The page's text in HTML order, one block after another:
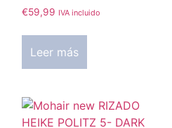
€59,99 IVA incluido
Leer más